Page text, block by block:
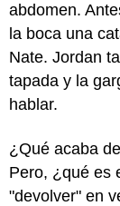
abdomen.
la boca una
Nate. Jordan
tapada y la
hablar.
¿Qué acaba
Pero, ¿qué es
"devolver" en